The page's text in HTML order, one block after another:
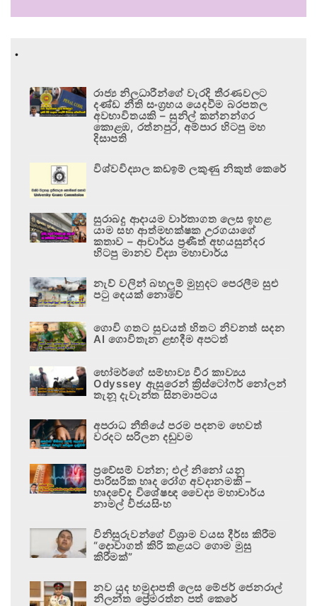
.
රාජ්‍ය නිලධාරීන්ගේ වැරදි තීරණවලට
දණ්ඩ නීති සංග්‍රහය යෙදවීම බරපතල
අවභාවිතයකි – සුනිල් කන්නන්ගර
කොළඹ, රත්නපුර, අම්පාර හිටපු මහ
දිසාපති
විශ්වවිද්‍යාල කඩඉම් ලකුණු නිකුත් කෙරේ
සුරාබදු ආදායම වාර්තාගත ලෙස ඉහළ
යාම සහ ආත්මභක්ෂක උරගයාගේ
කතාව – ආචාර්ය ප්‍රණීත් අභයසුන්දර
හිටපු මානව විද්‍යා මහාචාර්ය
නැව් වලින් බහලුම් මුහුදට පෙරලීම සුළු
පටු දෙයක් නොවේ
ගොවි ගතට සුවයත් හිතට නිවනත් සදන
AI ගොවිතැන ළඟදීම අපටත්
හෝමර්ගේ සම්භාව්‍ය වීර කාව්‍යය
Odyssey ඇසුරෙන් ක්‍රිස්ටෝෆර් නෝලන්
තැනූ දැවැන්ත සිනමාපටය
අපරාධ නීතියේ පරම පදනම හෙවත්
වරදට සරිලන දඬුවම
ප්‍රවේසම් වන්න; එල් නිනෝ යනු
පාරිසරික හෘද රෝග අවදානමකි –
හෘදවේද විශේෂඥ වෛද්‍ය මහාචාර්ය
නාමල් විජයසිංහ
විනිසුරුවන්ගේ විශ්‍රාම වයස දීර්ඝ කිරීම
“දොවාගත් කිරි කළයට ගොම මුසු
කිරීමක්”
නව යුද හමුදාපති ලෙස මේජර් ජෙනරාල්
නිලන්ත ප්‍රේමරත්න පත් කෙරේ